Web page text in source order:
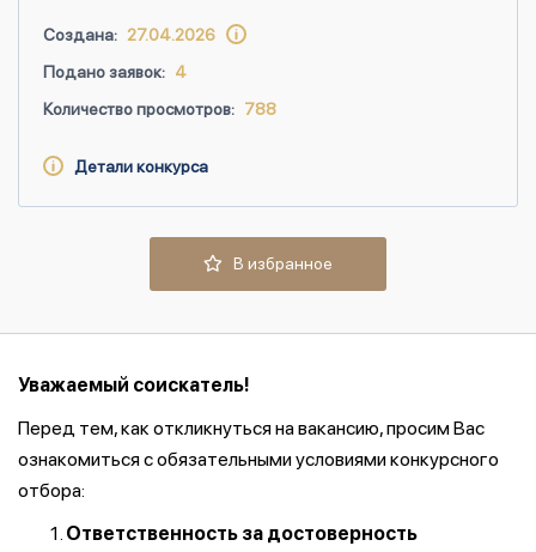
Создана: 27.04.2026
Подано заявок: 4
Количество просмотров: 788
Детали конкурса
В избранное
Уважаемый соискатель!
Перед тем, как откликнуться на вакансию, просим Вас
ознакомиться с обязательными условиями конкурсного
отбора:
Ответственность за достоверность